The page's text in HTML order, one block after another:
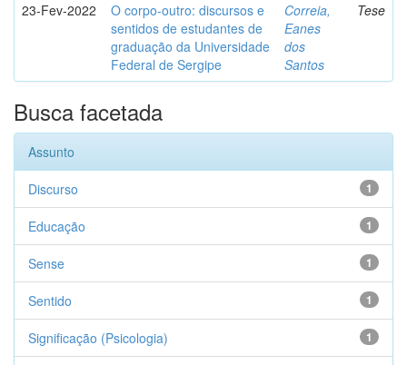
23-Fev-2022
O corpo-outro: discursos e
sentidos de estudantes de
graduação da Universidade
Federal de Sergipe
Correia,
Eanes
dos
Santos
Tese
Busca facetada
Assunto
1
Discurso
1
Educação
1
Sense
1
Sentido
1
Significação (Psicologia)